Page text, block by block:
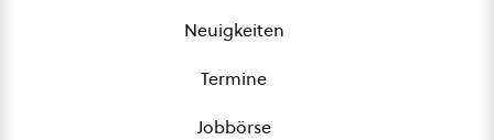
Neuigkeiten
Termine
Jobbörse